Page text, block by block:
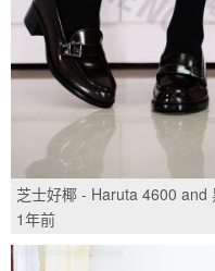
芝士好椰 - Haruta 4600 and
酷袜/(17P)
1年前